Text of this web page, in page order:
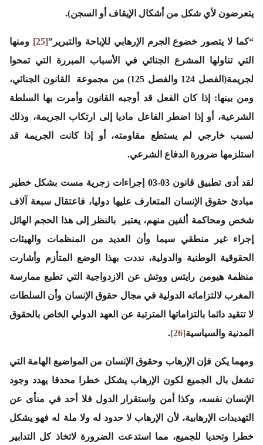
يتعرضون لأي شكل من أشكال الإيقاف أو السجن).
“كما لا يتصور خضوع الجرم الإرهابي للإباحة والتبرير”[25]
ومنها
التي تناولها المشرع الجنائي في الأسباب المبررة التي تمحوا
لجريمة(الفصل 124 والفصل 125) من مجموعة القانون الجنائي،
ومن بينها: إذا كان الفعل قد أوجبه القانون وأمرت بها السلطة
الشرعية، أو إذا اضطر الفاعل ماديا إلى ارتكاب الجريمة، وذلك
لسبب خارجي لم يستطع مقاومته، أو إذا كانت الجريمة قد
استلزمها ضرورة الدفاع الشرعي.
لقد أدى تطبيق قانون 03-03 إجراءات زجرية مست بشكل خطير
مبادئ حقوق الإنسان المتعارف عليها دوليا، فاعتقال سبعة آلاف
شخص ومحاكمة ألفين منهم، يعتبر بالنظر إلى هذا الحجم الهائل
إجراء غير منطقي سيما وأن العديد من المنظمات والهيئات
الحقوقية الوطنية والدولية، نددت بهذا الوضع المتأزم وأشارت
منظمة هيومن رايتس ووتش عن الازدواجية التي تطبع ممارسة
المغرب لالتزاماته الدولية في مجال حقوق الإنسان وأن السلطات
لا تتقيد دائما بالتزاماتها المترتبة عن العهد الدولي الخاص بالحقوق
المدنية والسياسية[26]
.
ومهما يكن فإن الإرهاب وحقوق الإنسان من المواضيع الهامة التي
تشغل بال الجميع لكون الإرهاب يشكل خطرا محدقا يهدد وجود
الإنسان نفسه، وكذا أمن واستقرار الدول فلا أحد في منأى عن
التهديدات الإرهابية، لأن الإرهاب لا حدود له ولا ملة له فهو يشكل
خطرا وتحديا للجميع، مما استدعت الضرورة لاتخاذ كل التدابير